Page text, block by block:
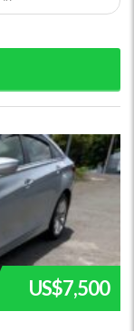
US$7,500